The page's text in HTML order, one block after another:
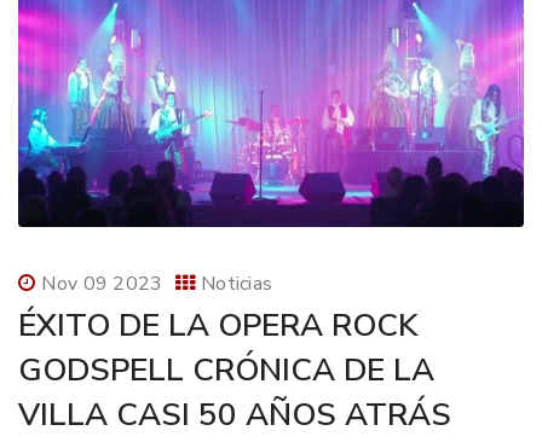
Nov 09 2023 Noticias
ÉXITO DE LA OPERA ROCK
GODSPELL CRÓNICA DE LA
VILLA CASI 50 AÑOS ATRÁS